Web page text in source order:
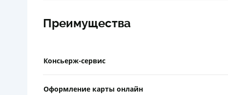
Преимущества
Консьерж-сервис
Оформление карты онлайн